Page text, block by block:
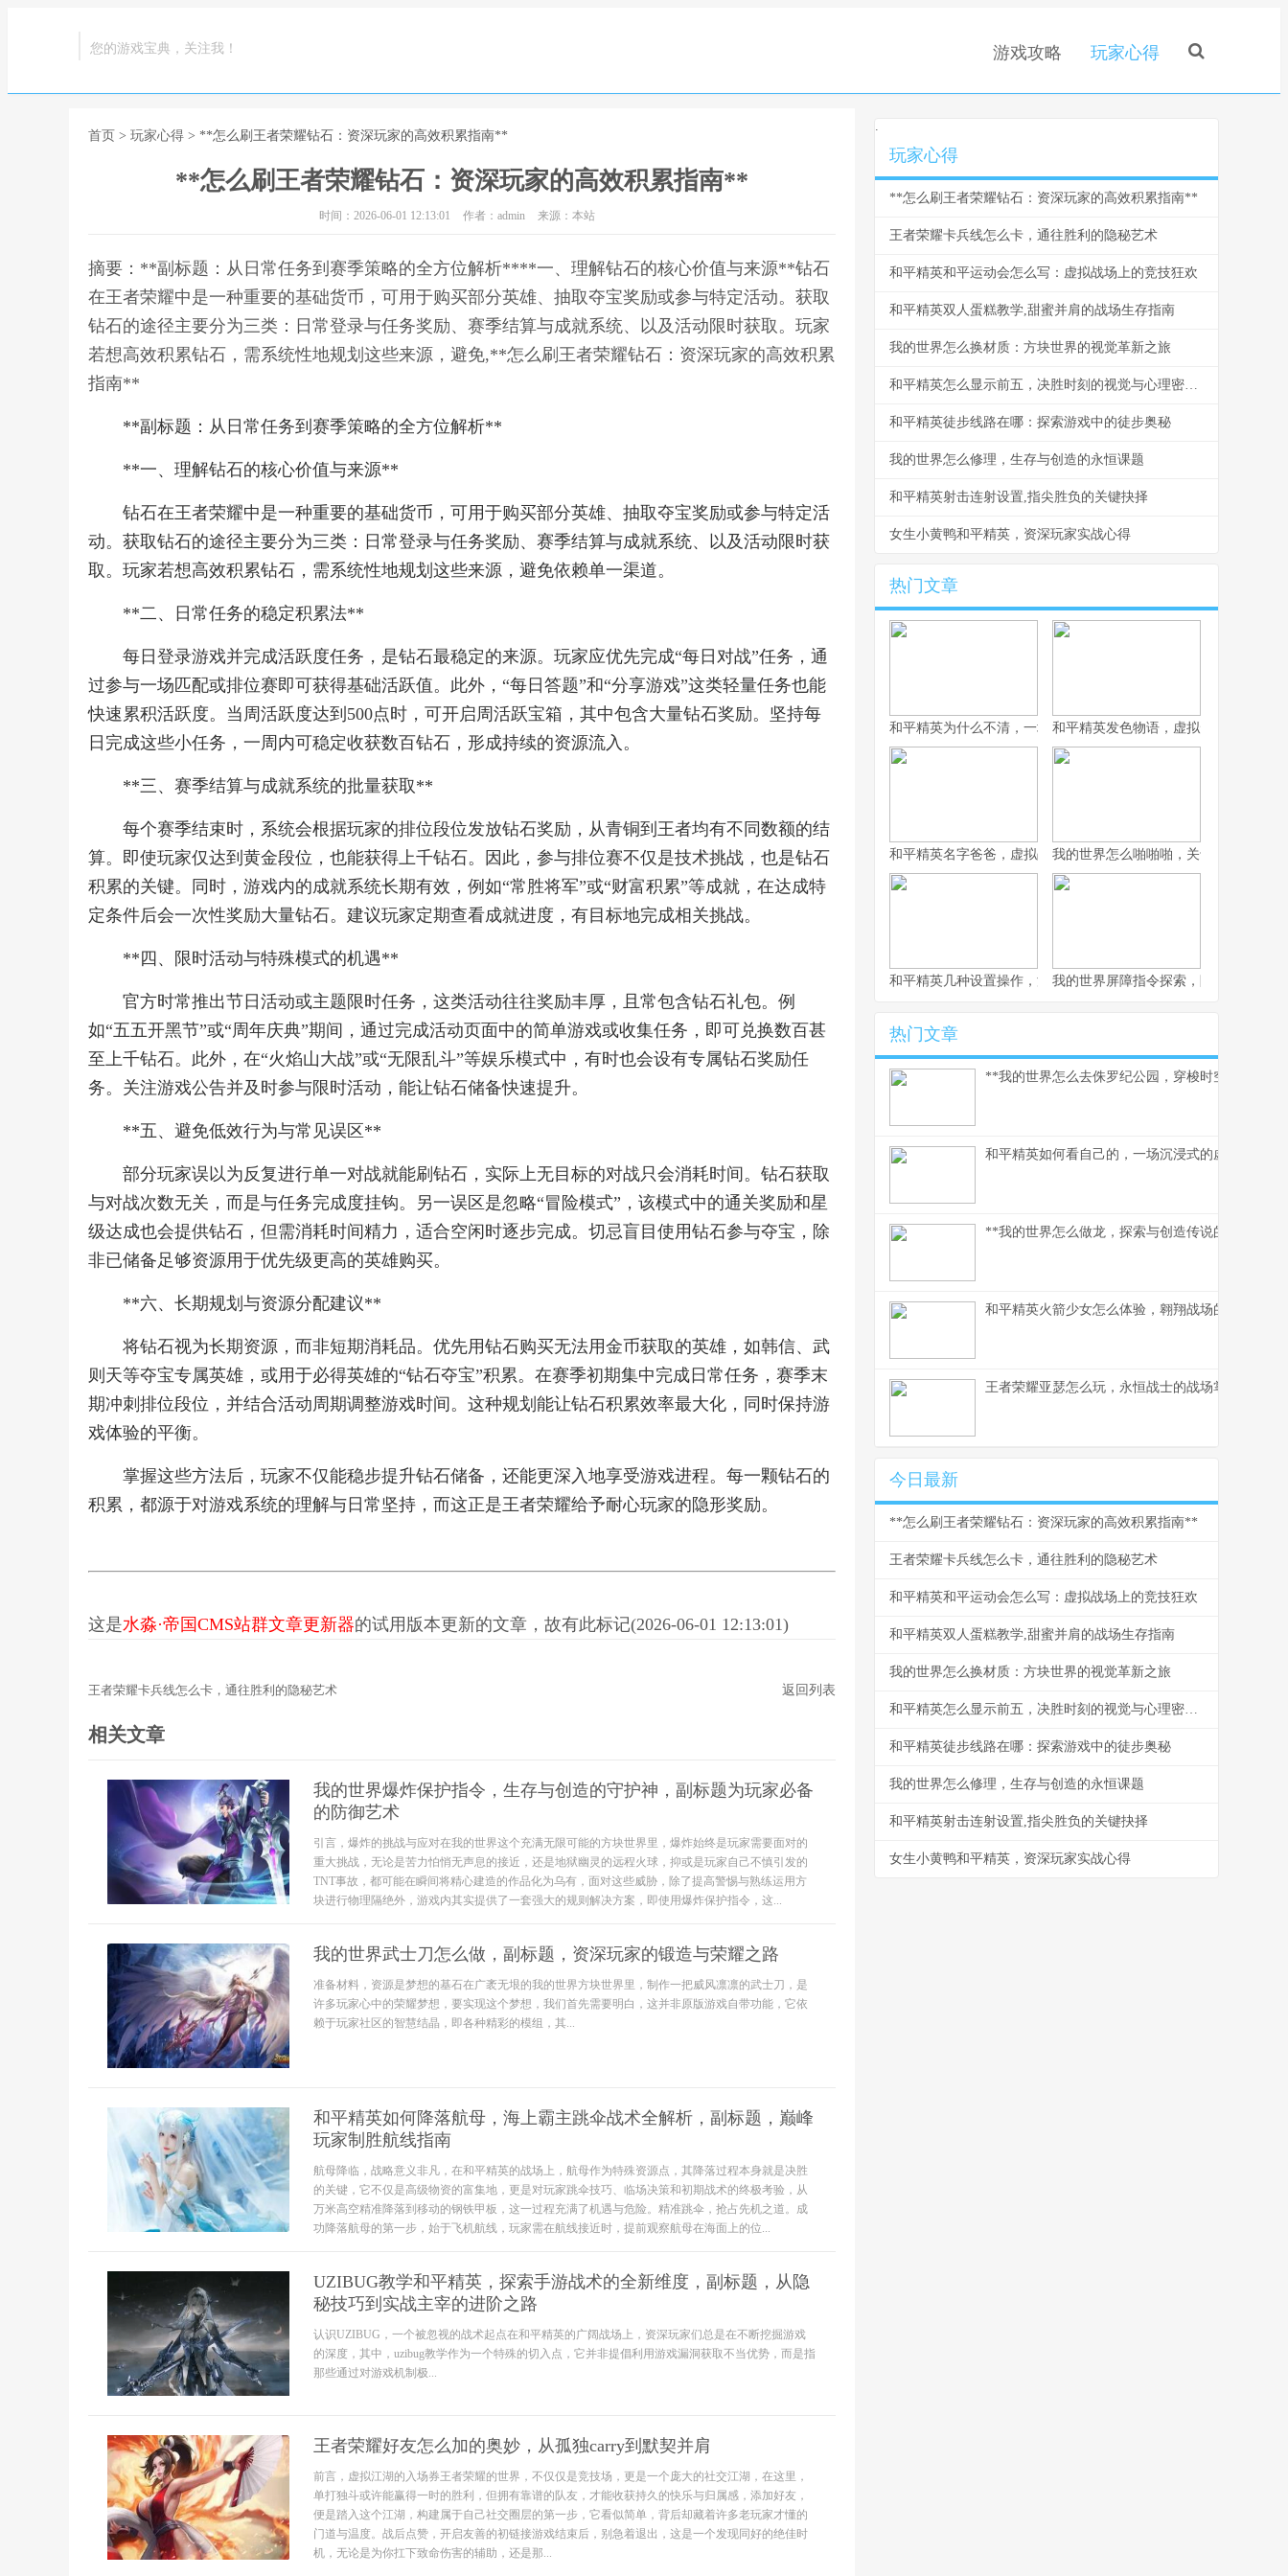
您的游戏宝典，关注我！ 游戏攻略 玩家心得
首页 > 玩家心得 > **怎么刷王者荣耀钻石：资深玩家的高效积累指南**
**怎么刷王者荣耀钻石：资深玩家的高效积累指南**
时间：2026-06-01 12:13:01 作者：admin 来源：本站
摘要：**副标题：从日常任务到赛季策略的全方位解析****一、理解钻石的核心价值与来源**钻石
在王者荣耀中是一种重要的基础货币，可用于购买部分英雄、抽取夺宝奖励或参与特定活动。获取
钻石的途径主要分为三类：日常登录与任务奖励、赛季结算与成就系统、以及活动限时获取。玩家
若想高效积累钻石，需系统性地规划这些来源，避免,**怎么刷王者荣耀钻石：资深玩家的高效积累
指南**
**副标题：从日常任务到赛季策略的全方位解析**
**一、理解钻石的核心价值与来源**
钻石在王者荣耀中是一种重要的基础货币，可用于购买部分英雄、抽取夺宝奖励或参与特定活
动。获取钻石的途径主要分为三类：日常登录与任务奖励、赛季结算与成就系统、以及活动限时获
取。玩家若想高效积累钻石，需系统性地规划这些来源，避免依赖单一渠道。
**二、日常任务的稳定积累法**
每日登录游戏并完成活跃度任务，是钻石最稳定的来源。玩家应优先完成“每日对战”任务，通
过参与一场匹配或排位赛即可获得基础活跃值。此外，“每日答题”和“分享游戏”这类轻量任务也能
快速累积活跃度。当周活跃度达到500点时，可开启周活跃宝箱，其中包含大量钻石奖励。坚持每
日完成这些小任务，一周内可稳定收获数百钻石，形成持续的资源流入。
**三、赛季结算与成就系统的批量获取**
每个赛季结束时，系统会根据玩家的排位段位发放钻石奖励，从青铜到王者均有不同数额的结
算。即使玩家仅达到黄金段位，也能获得上千钻石。因此，参与排位赛不仅是技术挑战，也是钻石
积累的关键。同时，游戏内的成就系统长期有效，例如“常胜将军”或“财富积累”等成就，在达成特
定条件后会一次性奖励大量钻石。建议玩家定期查看成就进度，有目标地完成相关挑战。
**四、限时活动与特殊模式的机遇**
官方时常推出节日活动或主题限时任务，这类活动往往奖励丰厚，且常包含钻石礼包。例
如“五五开黑节”或“周年庆典”期间，通过完成活动页面中的简单游戏或收集任务，即可兑换数百甚
至上千钻石。此外，在“火焰山大战”或“无限乱斗”等娱乐模式中，有时也会设有专属钻石奖励任
务。关注游戏公告并及时参与限时活动，能让钻石储备快速提升。
**五、避免低效行为与常见误区**
部分玩家误以为反复进行单一对战就能刷钻石，实际上无目标的对战只会消耗时间。钻石获取
与对战次数无关，而是与任务完成度挂钩。另一误区是忽略“冒险模式”，该模式中的通关奖励和星
级达成也会提供钻石，但需消耗时间精力，适合空闲时逐步完成。切忌盲目使用钻石参与夺宝，除
非已储备足够资源用于优先级更高的英雄购买。
**六、长期规划与资源分配建议**
将钻石视为长期资源，而非短期消耗品。优先用钻石购买无法用金币获取的英雄，如韩信、武
则天等夺宝专属英雄，或用于必得英雄的“钻石夺宝”积累。在赛季初期集中完成日常任务，赛季末
期冲刺排位段位，并结合活动周期调整游戏时间。这种规划能让钻石积累效率最大化，同时保持游
戏体验的平衡。
掌握这些方法后，玩家不仅能稳步提升钻石储备，还能更深入地享受游戏进程。每一颗钻石的
积累，都源于对游戏系统的理解与日常坚持，而这正是王者荣耀给予耐心玩家的隐形奖励。
这是水淼·帝国CMS站群文章更新器的试用版本更新的文章，故有此标记(2026-06-01 12:13:01)
王者荣耀卡兵线怎么卡，通往胜利的隐秘艺术 返回列表
相关文章
我的世界爆炸保护指令，生存与创造的守护神，副标题为玩家必备
的防御艺术
引言，爆炸的挑战与应对在我的世界这个充满无限可能的方块世界里，爆炸始终是玩家需要面对的
重大挑战，无论是苦力怕悄无声息的接近，还是地狱幽灵的远程火球，抑或是玩家自己不慎引发的
TNT事故，都可能在瞬间将精心建造的作品化为乌有，面对这些威胁，除了提高警惕与熟练运用方
块进行物理隔绝外，游戏内其实提供了一套强大的规则解决方案，即使用爆炸保护指令，这...
我的世界武士刀怎么做，副标题，资深玩家的锻造与荣耀之路
准备材料，资源是梦想的基石在广袤无垠的我的世界方块世界里，制作一把威风凛凛的武士刀，是
许多玩家心中的荣耀梦想，要实现这个梦想，我们首先需要明白，这并非原版游戏自带功能，它依
赖于玩家社区的智慧结晶，即各种精彩的模组，其...
和平精英如何降落航母，海上霸主跳伞战术全解析，副标题，巅峰
玩家制胜航线指南
航母降临，战略意义非凡，在和平精英的战场上，航母作为特殊资源点，其降落过程本身就是决胜
的关键，它不仅是高级物资的富集地，更是对玩家跳伞技巧、临场决策和初期战术的终极考验，从
万米高空精准降落到移动的钢铁甲板，这一过程充满了机遇与危险。精准跳伞，抢占先机之道。成
功降落航母的第一步，始于飞机航线，玩家需在航线接近时，提前观察航母在海面上的位...
UZIBUG教学和平精英，探索手游战术的全新维度，副标题，从隐
秘技巧到实战主宰的进阶之路
认识UZIBUG，一个被忽视的战术起点在和平精英的广阔战场上，资深玩家们总是在不断挖掘游戏
的深度，其中，uzibug教学作为一个特殊的切入点，它并非提倡利用游戏漏洞获取不当优势，而是指
那些通过对游戏机制极...
王者荣耀好友怎么加的奥妙，从孤独carry到默契并肩
前言，虚拟江湖的入场券王者荣耀的世界，不仅仅是竞技场，更是一个庞大的社交江湖，在这里，
单打独斗或许能赢得一时的胜利，但拥有靠谱的队友，才能收获持久的快乐与归属感，添加好友，
便是踏入这个江湖，构建属于自己社交圈层的第一步，它看似简单，背后却藏着许多老玩家才懂的
门道与温度。战后点赞，开启友善的初链接游戏结束后，别急着退出，这是一个发现同好的绝佳时
机，无论是为你扛下致命伤害的辅助，还是那...
.
玩家心得
**怎么刷王者荣耀钻石：资深玩家的高效积累指南**
王者荣耀卡兵线怎么卡，通往胜利的隐秘艺术
和平精英和平运动会怎么写：虚拟战场上的竞技狂欢
和平精英双人蛋糕教学,甜蜜并肩的战场生存指南
我的世界怎么换材质：方块世界的视觉革新之旅
和平精英怎么显示前五，决胜时刻的视觉与心理密码，副标题，前五提示机制背后的玩家博弈与战术抉择
和平精英徒步线路在哪：探索游戏中的徒步奥秘
我的世界怎么修理，生存与创造的永恒课题
和平精英射击连射设置,指尖胜负的关键抉择
女生小黄鸭和平精英，资深玩家实战心得
热门文章
和平精英为什么不清，一场战术生存的匠心平衡和平精英发色物语，虚拟形象的情绪拼
和平精英名字爸爸，虚拟战场上的情感符号我的世界怎么啪啪啪，关于游戏互动的
和平精英几种设置操作，游戏体验质的飞跃，副标题，资深玩家的
我的世界屏障指令探索，隐形墙壁的创
热门文章
**我的世界怎么去侏罗纪公园，穿梭时空的驯龙之
和平精英如何看自己的，一场沉浸式的虚拟自我对
**我的世界怎么做龙，探索与创造传说的征途**
和平精英火箭少女怎么体验，翱翔战场的粉色梦境
王者荣耀亚瑟怎么玩，永恒战士的战场掌握之道
今日最新
**怎么刷王者荣耀钻石：资深玩家的高效积累指南**
王者荣耀卡兵线怎么卡，通往胜利的隐秘艺术
和平精英和平运动会怎么写：虚拟战场上的竞技狂欢
和平精英双人蛋糕教学,甜蜜并肩的战场生存指南
我的世界怎么换材质：方块世界的视觉革新之旅
和平精英怎么显示前五，决胜时刻的视觉与心理密码，副标题，前五提示机制背后的玩家博弈与战术抉择
和平精英徒步线路在哪：探索游戏中的徒步奥秘
我的世界怎么修理，生存与创造的永恒课题
和平精英射击连射设置,指尖胜负的关键抉择
女生小黄鸭和平精英，资深玩家实战心得